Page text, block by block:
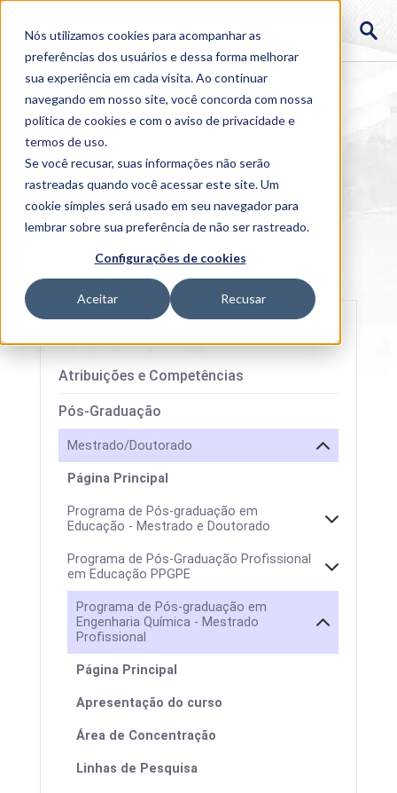
Nós utilizamos cookies para acompanhar as
preferências dos usuários e dessa forma melhorar
sua experiência em cada visita. Ao continuar
navegando em nosso site, você concorda com nossa
política de cookies e com o aviso deprivacidade e
termos de uso.
Se você recusar, suas informações não serão
rastreadas quando você acessar este site. Um
cookie simples será usado em seu navegador para
lembrar sobre sua preferência de não ser rastreado.
Configurações de cookies
Aceitar Recusar
Programa de Pós-graduação em Engenharia Química -
Mestrado Profissional
Linhas de Pesquisa
Atribuições e Competências
Pós-Graduação
Mestrado/Doutorado
Página Principal
Programa de Pós-graduação em
Educação - Mestrado e Doutorado
Programa de Pós-Graduação Profissional
em Educação PPGPE
Colegiado
Programa de Pós-graduação em
Engenharia Química - Mestrado
Profissional
Página Principal
Apresentação do curso
Área de Concentração
Linhas de Pesquisa